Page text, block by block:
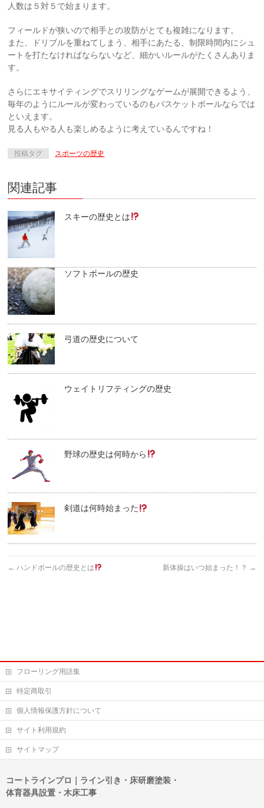
人数は５対５で始まります。
フィールドが狭いので相手との攻防がとても複雑になります。
また、ドリブルを重ねてしまう、相手にあたる、制限時間内にシュ
ートを打たなければならないなど、細かいルールがたくさんありま
す。
さらにエキサイティングでスリリングなゲームが展開できるよう、
毎年のようにルールが変わっているのもバスケットボールならでは
といえます。
見る人もやる人も楽しめるように考えているんですね！
投稿タグ スポーツの歴史
関連記事
スキーの歴史とは
ソフトボールの歴史
弓道の歴史について
ウェイトリフティングの歴史
野球の歴史は何時から
剣道は何時始まった
← ハンドボールの歴史とは 新体操はいつ始まった！？ →
フローリング用語集
特定商取引
個人情報保護方針について
サイト利用規約
サイトマップ
コートラインプロ｜ライン引き・床研磨塗装・
体育器具設置・木床工事